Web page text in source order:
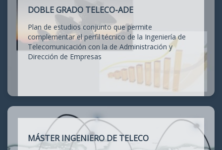
DOBLE GRADO TELECO-ADE
Plan de estudios conjunto que permite
complementar el perfil técnico de la Ingeniería de
Telecomunicación con la de Administración y
Dirección de Empresas
MÁSTER INGENIERO DE TELECO